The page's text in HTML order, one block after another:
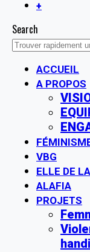
+
Search
ACCUEIL
A PROPOS
VBG
ELLE DE
ALAFIA
PROJETS